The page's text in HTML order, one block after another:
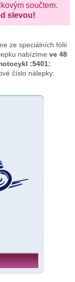
součtem.
slevou!
ze speciálních fólií
nabízíme ve 48
:5401:
číslo nálepky: